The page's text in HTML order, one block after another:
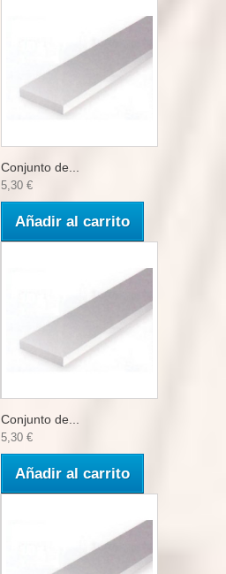
Conjunto de...
5,30 €
Añadir al carrito
Conjunto de...
5,30 €
Añadir al carrito